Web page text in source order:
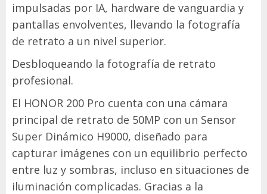
impulsadas por IA, hardware de vanguardia y
pantallas envolventes, llevando la fotografía
de retrato a un nivel superior.
Desbloqueando la fotografía de retrato
profesional.
El HONOR 200 Pro cuenta con una cámara
principal de retrato de 50MP con un Sensor
Super Dinámico H9000, diseñado para
capturar imágenes con un equilibrio perfecto
entre luz y sombras, incluso en situaciones de
iluminación complicadas. Gracias a la